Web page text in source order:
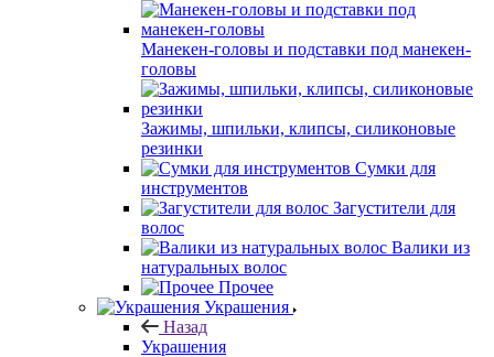
Манекен-головы и подставки под манекен-
головы
Зажимы, шпильки, клипсы, силиконовые
резинки
Сумки для
инструментов
Загустители для
волос
Валики из
натуральных волос
Прочее
Украшения
Назад
Украшения